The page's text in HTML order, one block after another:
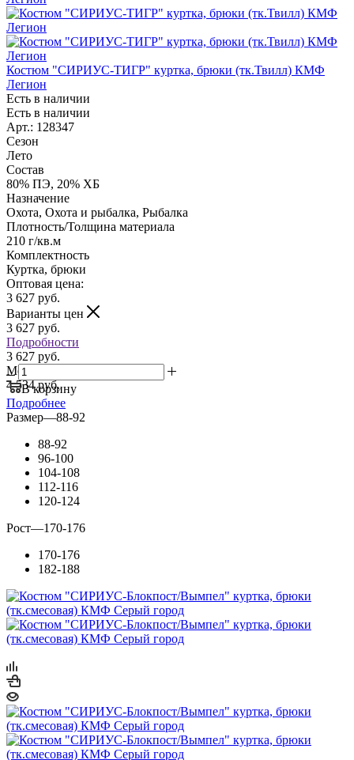
Костюм "СИРИУС-ТИГР" куртка, брюки (тк.Твилл) КМФ
Легион
Есть в наличии
Есть в наличии
Арт.: 128347
Сезон
Лето
Состав
80% ПЭ, 20% ХБ
Назначение
Охота, Охота и рыбалка, Рыбалка
Плотность/Толщина материала
210 г/кв.м
Комплектность
Куртка, брюки
Оптовая цена:
3 627 руб.
Варианты цен
3 627 руб.
Подробности
3 627 руб.
Мелкий опт:
4 534 руб.
В корзину
Подробнее
Размер—88-92
88-92
96-100
104-108
112-116
120-124
Рост—170-176
170-176
182-188